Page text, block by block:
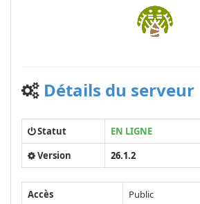
Détails du serveur
Statut
EN LIGNE
Version
26.1.2
Accès
Public